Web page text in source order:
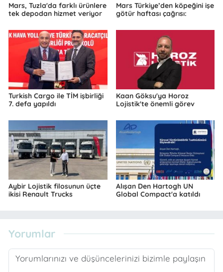
Mars, Tuzla'da farklı ürünlere
tek depodan hizmet veriyor
Mars Türkiye’den köpeğini işe
götür haftası çağrısı:
Turkish Cargo ile TİM işbirliği
7. defa yapıldı
Kaan Göksu'ya Horoz
Lojistik'te önemli görev
Aybir Lojistik filosunun üçte
ikisi Renault Trucks
Alışan Den Hartogh UN
Global Compact'a katıldı
Yorumlar